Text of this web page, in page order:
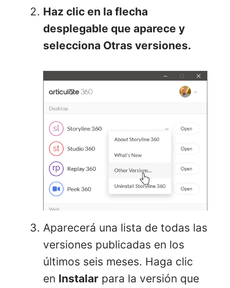
Haz clic en la flecha
desplegable que aparece y
selecciona Otras versiones.
Aparecerá una lista de todas las
versiones publicadas en los
últimos seis meses. Haga clic
en Instalar para la versión que